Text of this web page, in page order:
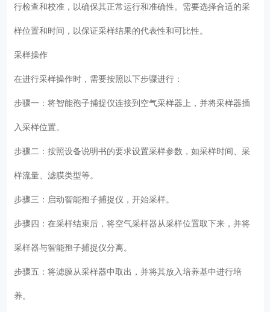
行检查和校准，以确保其正常运行和准确性。需要选择合适的采
样位置和时间，以保证采样结果的代表性和可比性。
采样操作
在进行采样操作时，需要按照以下步骤进行：
步骤一：将智能孢子捕捉仪连接到空气采样器上，并将采样器插
入采样位置。
步骤二：按照设备说明书的要求设置采样参数，如采样时间、采
样流量、滤膜类型等。
步骤三：启动智能孢子捕捉仪，开始采样。
步骤四：在采样结束后，将空气采样器从采样位置取下来，并将
采样器与智能孢子捕捉仪分离。
步骤五：将滤膜从采样器中取出，并将其放入培养基中进行培
养。